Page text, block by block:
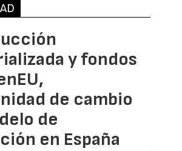
y fondos
de cambio
de
en España